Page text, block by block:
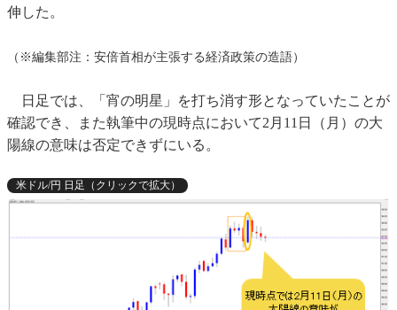
伸した。
（※編集部注：安倍首相が主張する経済政策の造語）
日足では、「宵の明星」を打ち消す形となっていたことが
確認でき、また執筆中の現時点において2月11日（月）の大
陽線の意味は否定できずにいる。
米ドル/円 日足（クリックで拡大）